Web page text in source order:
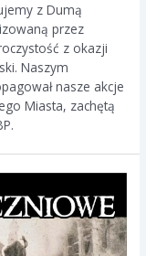
z Dumą
przez
z okazji
Naszym
nasze akcje
Miasta, zachętą